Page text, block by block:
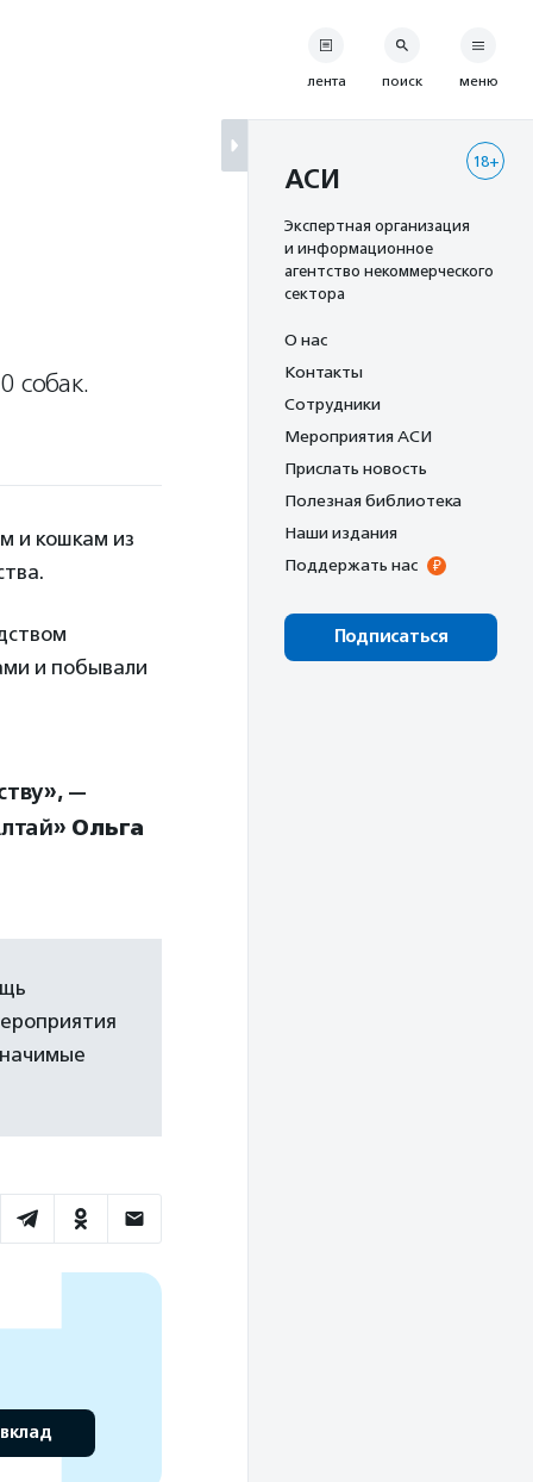
собак.
и кошкам из
и побывали
—
Ольга
лента поиск меню
18+
АСИ
Экспертная организация
и информационное
агентство некоммерческого
сектора
О нас
Контакты
Сотрудники
Мероприятия АСИ
Прислать новость
Полезная библиотека
Наши издания
Поддержать нас
Подписаться